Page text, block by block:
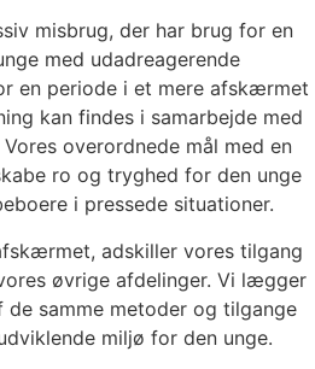
misbrug, der har brug for en
med udadreagerende
en periode i et mere afskærmet
kan findes i samarbejde med
overordnede mål med en
ro og tryghed for den unge
i pressede situationer.
adskiller vores tilgang
øvrige afdelinger. Vi lægger
samme metoder og tilgange
miljø for den unge.